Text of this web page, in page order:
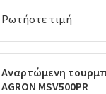
Ρωτήστε τιμή
Αναρτώμενη
AGRON MSV500PR